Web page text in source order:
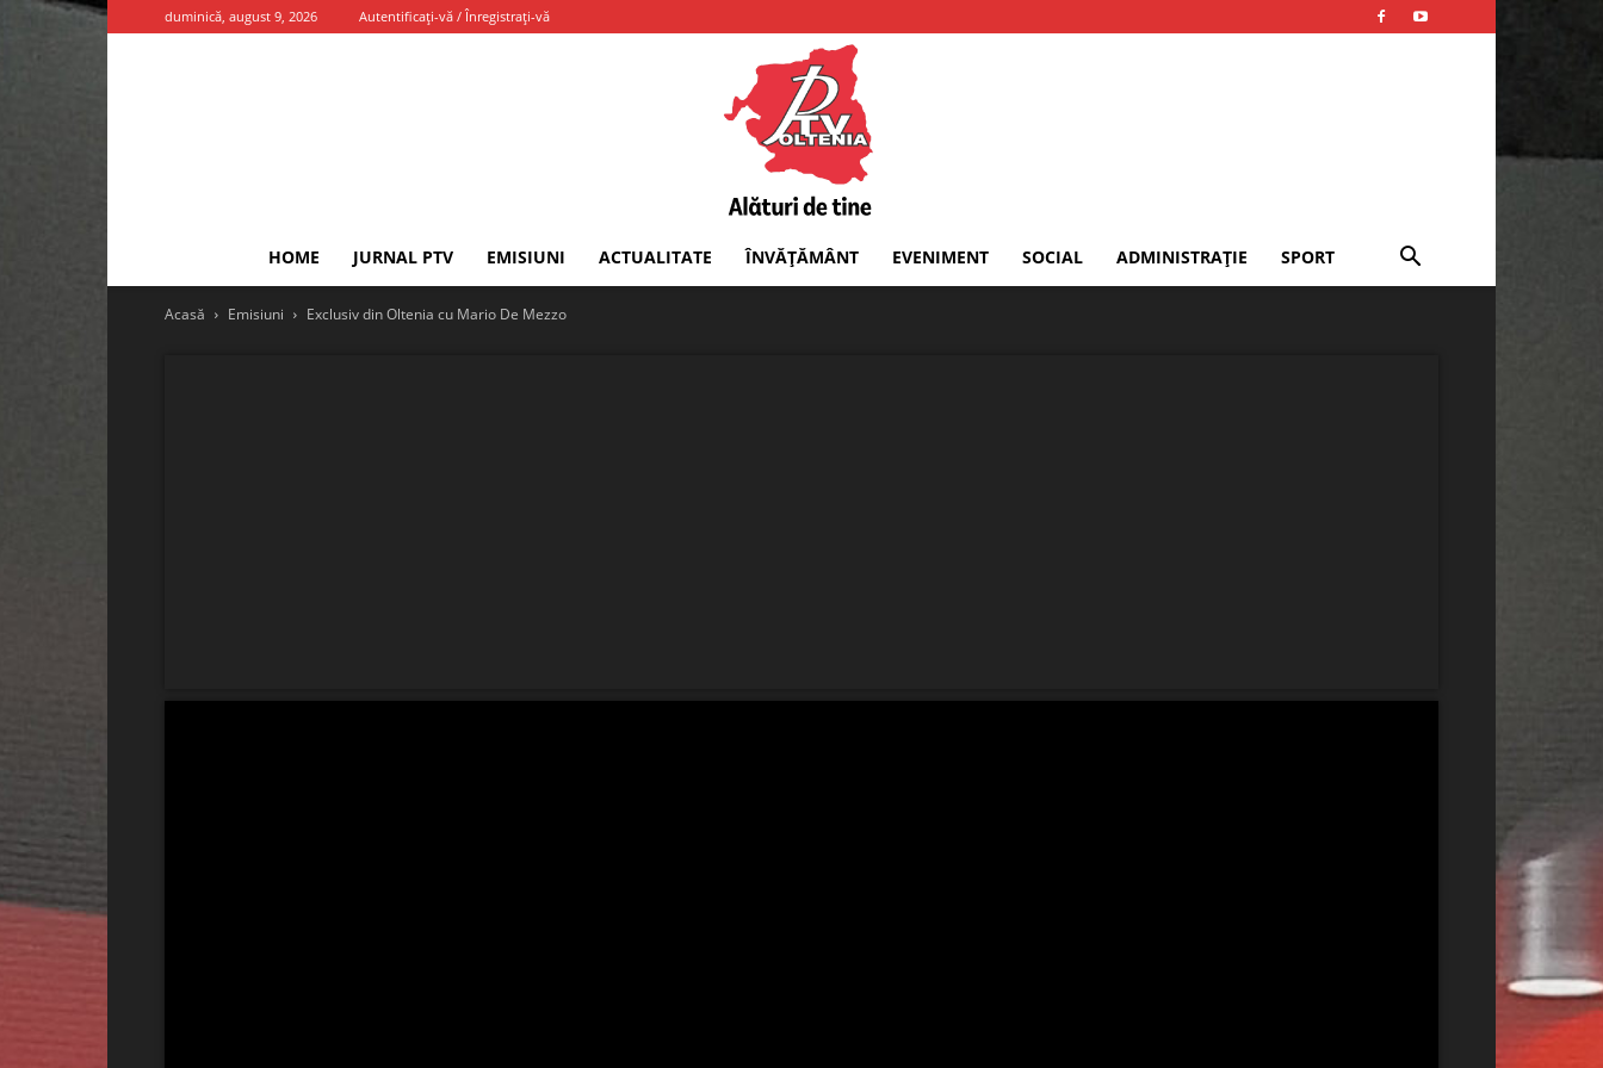
duminică, august 9, 2026 Autentificați-vă / Înregistrați-vă
HOME JURNAL PTV EMISIUNI ACTUALITATE ÎNVĂȚĂMÂNT EVENIMENT SOCIAL ADMINISTRAȚIE SPORT
Acasă Emisiuni Exclusiv din Oltenia cu Mario De Mezzo